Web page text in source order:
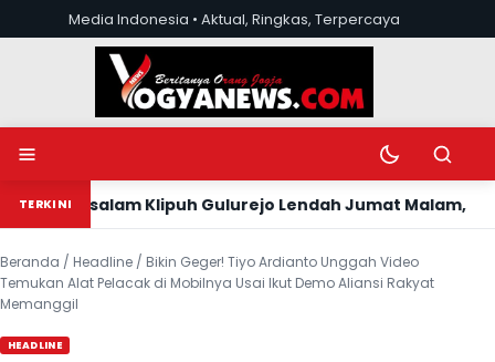
Lewati ke kontenMedia Indonesia • Aktual, Ringkas, Terpercaya
TERKINI Klipuh Gulurejo Lendah Jumat Malam, Ada Apa ?
Beranda / Headline / Bikin Geger! Tiyo Ardianto Unggah Video
Temukan Alat Pelacak di Mobilnya Usai Ikut Demo Aliansi Rakyat
Memanggil
HEADLINE